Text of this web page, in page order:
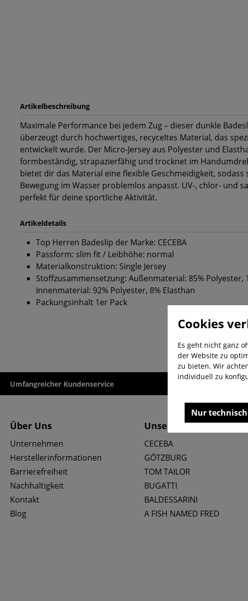
Artikelbeschreibung
Maximale Performance bei jedem Zug – dieser dunkle
überzeugt durch hochwertiges, recyceltes Material, das
entwickelt wurde. Der Micro-Jersey aus Polyester und
formbeständig, strapazierfähig und trocknet im
bietet dir das Material eine flexible Geschmeidigkeit, sodass
Bewegung im Wasser problemlos anpasst. UV-, chlor- und
perfekt für deine sportliche Aktivität.
Artikeldetails
Top Herren Badeslip der Marke: CECEBA
Passform: slim fit / Leibhöhe: normal
Materialkonstruktion: Single Jersey
Stoffzusammensetzung: Außenmaterial: 85% Polyester,
Innenmaterial: 92% Polyester, 8% Elasthan
Packungsinhalt 1er Pack
Umfangreicher Kundenservice
Über Uns
Unternehmen
Herstellerinformationen
Barrierefreiheit
Nachhaltigkeit
Kontakt
Blog
Unsere Marken
CECEBA
GÖTZBURG
TOM TAILOR
BUGATTI
BALDESSARINI
A FISH NAMED FRED
Cookies
Es geht nicht ganz
der Website zu
zu bieten. Wir
individuell zu
Nur